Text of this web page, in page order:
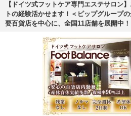
【ドイツ式フットケア専門エステサロン
トの経験活かせます！＜ピップグループ
要百貨店を中心に、全国11店舗を展開中！